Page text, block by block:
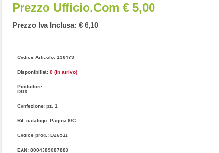
Prezzo Ufficio.com € 5,00
Prezzo Iva Inclusa: € 6,10
Codice Articolo: 136473
Disponibilità: 0 (In arrivo)
Produttore:
DOX
Confezione: pz. 1
Rif. catalogo: Pagina 6/C
Codice prod.: D26511
EAN: 8004389087883